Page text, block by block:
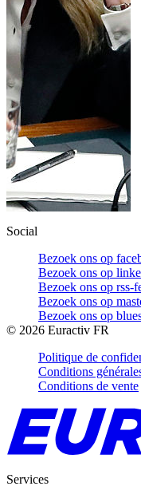
Social
Bezoek ons op
Bezoek ons op
Bezoek ons op rss-
Bezoek ons op
Bezoek ons op
© 2026 Euractiv FR
Politique de
Conditions
Conditions de vente
Services